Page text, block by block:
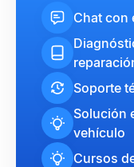
Chat con
Soporte
Solución
vehículo
Cursos